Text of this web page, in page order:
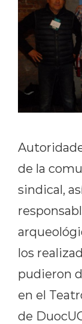
de la
sindical,
los
pudieron
en el
de